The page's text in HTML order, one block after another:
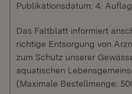
Publikationsdatum: 4.
Das Faltblatt informiert
richtige Entsorgung von
zum Schutz unserer
aquatischen
(Maximale Bestellmenge: